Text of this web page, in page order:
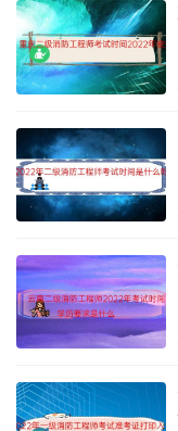
报考四级/中级工人
级工职业资格证书
（含）以上的社保证
未取得相应资格证
年（含）以上的社保
参保证明页或养老保
2、网上报名只有部
报名系统填写相关
接申报。
到鉴定站申报鉴定；